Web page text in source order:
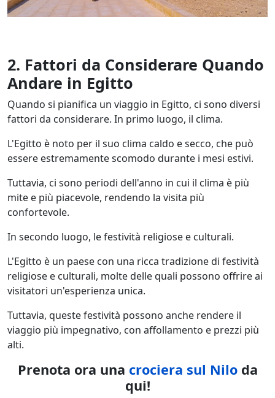
2. Fattori da Considerare Quando
Andare in Egitto
Quando si pianifica un viaggio in Egitto, ci sono diversi
fattori da considerare. In primo luogo, il clima.
L'Egitto è noto per il suo clima caldo e secco, che può
essere estremamente scomodo durante i mesi estivi.
Tuttavia, ci sono periodi dell'anno in cui il clima è più
mite e più piacevole, rendendo la visita più
confortevole.
In secondo luogo, le festività religiose e culturali.
L'Egitto è un paese con una ricca tradizione di festività
religiose e culturali, molte delle quali possono offrire ai
visitatori un'esperienza unica.
Tuttavia, queste festività possono anche rendere il
viaggio più impegnativo, con affollamento e prezzi più
alti.
Prenota ora una crociera sul Niloda
qui!